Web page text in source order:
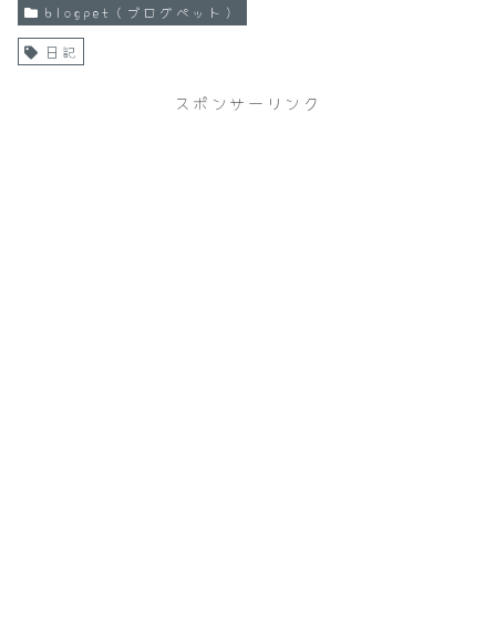
blogpet（ブログペット）
日記
スポンサーリンク